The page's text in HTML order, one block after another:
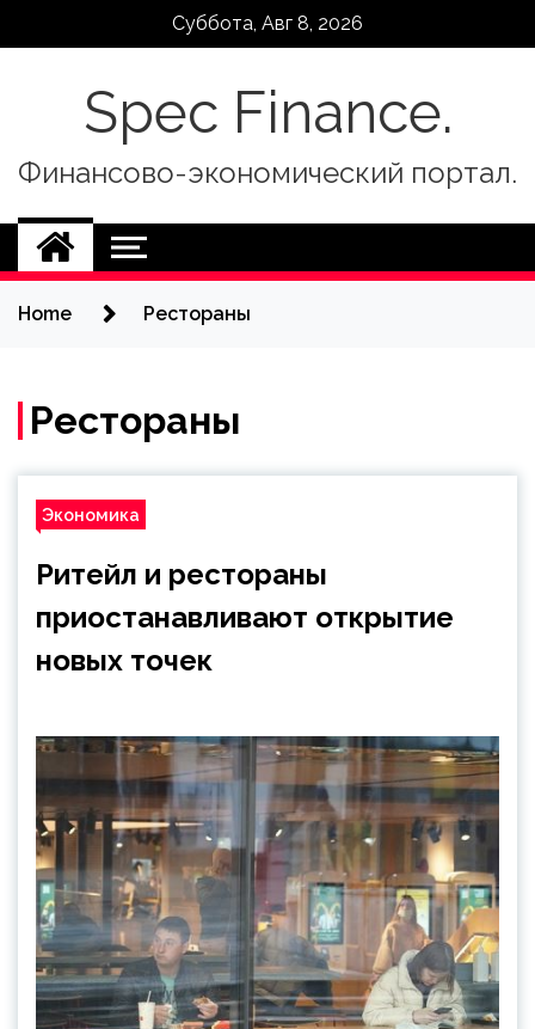
Суббота, Авг 8, 2026
Spec Finance.
Финансово-экономический портал.
Home Рестораны
Рестораны
Экономика
Ритейл и рестораны
приостанавливают открытие
новых точек